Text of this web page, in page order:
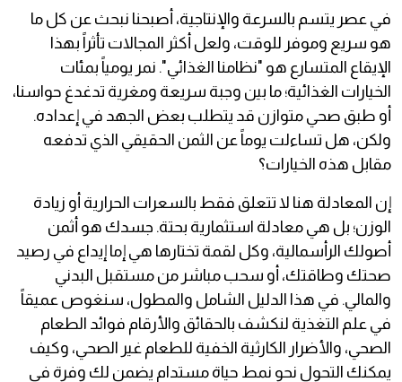
في عصر يتسم بالسرعة والإنتاجية، أصبحنا نبحث عن كل ما
هو سريع وموفر للوقت، ولعل أكثر المجالات تأثراً بهذا
الإيقاع المتسارع هو "نظامنا الغذائي". نمر يومياً بمئات
الخيارات الغذائية؛ ما بين وجبة سريعة ومغرية تدغدغ حواسنا،
أو طبق صحي متوازن قد يتطلب بعض الجهد في إعداده.
ولكن، هل تساءلت يوماً عن الثمن الحقيقي الذي تدفعه
مقابل هذه الخيارات؟
إن المعادلة هنا لا تتعلق فقط بالسعرات الحرارية أو زيادة
الوزن؛ بل هي معادلة استثمارية بحتة. جسدك هو أثمن
أصولك الرأسمالية، وكل لقمة تختارها هي إما إيداع في رصيد
صحتك وطاقتك، أو سحب مباشر من مستقبل البدني
والمالي. في هذا الدليل الشامل والمطول، سنغوص عميقاً
في علم التغذية لنكشف بالحقائق والأرقام فوائد الطعام
الصحي، والأضرار الكارثية الخفية للطعام غير الصحي، وكيف
يمكنك التحول نحو نمط حياة مستدام يضمن لك وفرة في